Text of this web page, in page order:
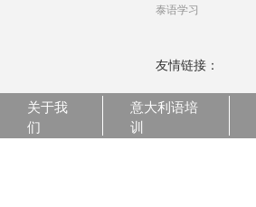
泰语学习
友情链接：
关于我
们
意大利语培
训